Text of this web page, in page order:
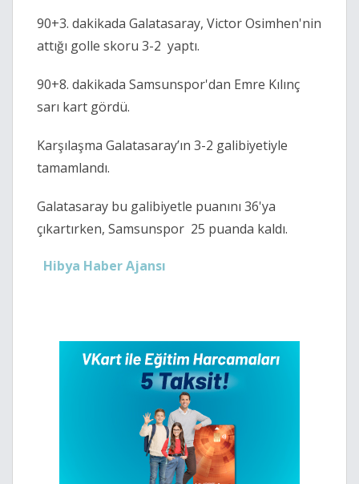
90+3. dakikada Galatasaray, Victor Osimhen'nin
attığı golle skoru 3-2 yaptı.
90+8. dakikada Samsunspor'dan Emre Kılınç
sarı kart gördü.
Karşılaşma Galatasaray’ın 3-2 galibiyetiyle
tamamlandı.
Galatasaray bu galibiyetle puanını 36'ya
çıkartırken, Samsunspor 25 puanda kaldı.
Hibya Haber Ajansı